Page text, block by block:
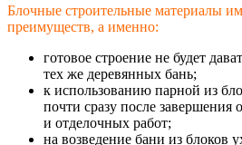
Блочные строительные материалы
преимуществ, а именно:
готовое строение не будет
тех же деревянных бань;
к использованию парной из
почти сразу после завершения
и отделочных работ;
на возведение бани из блоков